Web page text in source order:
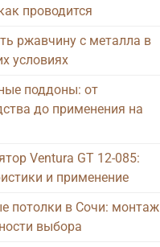
проводится
ржавчину с металла в
условиях
поддоны: от
до применения на
Ventura GT 12-085:
и применение
потолки в Сочи: монтаж
выбора